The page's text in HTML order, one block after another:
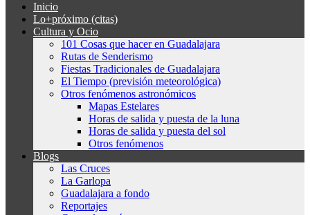
Inicio
Lo+próximo (citas)
Cultura y Ocio
101 Cosas que hacer en Guadalajara
Rutas de Senderismo
Fiestas Tradicionales de Guadalajara
El Tiempo (previsión meteorológica)
Otros fenómenos astronómicos
Mapas Estelares
Horas de salida y puesta de la luna
Horas de salida y puesta del sol
Otros fenómenos
Blogs
Las Cruces
La Garlopa
Guadalajara a fondo
Reportajes